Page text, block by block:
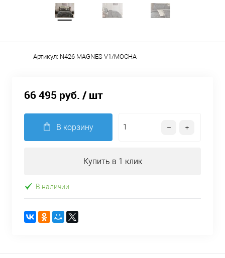
Артикул: N426 MAGNES V1/MOCHA
66 495 руб. / шт
В корзину
Купить в 1 клик
В наличии